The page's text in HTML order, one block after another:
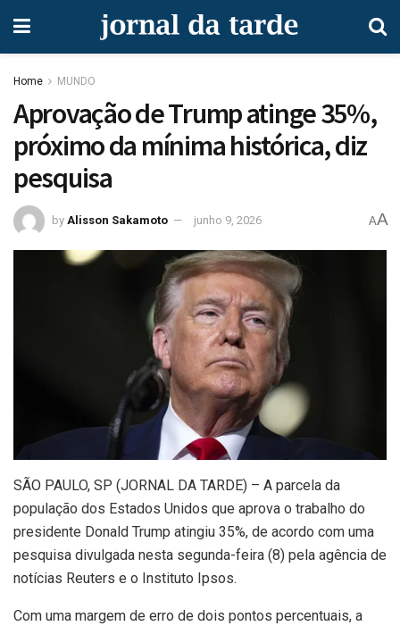
Home MUNDO
Aprovação de Trump atinge 35%,
próximo da mínima histórica, diz
pesquisa
by Alisson Sakamoto junho 9, 2026 AA
SÃO PAULO, SP (JORNAL DA TARDE) – A parcela da
população dos Estados Unidos que aprova o trabalho do
presidente Donald Trump atingiu 35%, de acordo com uma
pesquisa divulgada nesta segunda-feira (8) pela agência de
notícias Reuters e o Instituto Ipsos.
Com uma margem de erro de dois pontos percentuais, a